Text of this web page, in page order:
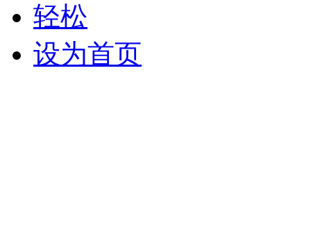
轻松
设为首页